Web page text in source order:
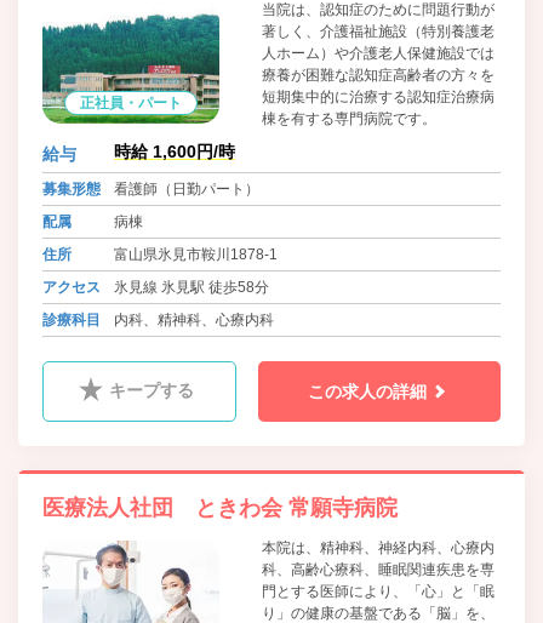
正社員・パート
当院は、認知症のために問題行動が
著しく、介護福祉施設（特別養護老
人ホーム）や介護老人保健施設では
療養が困難な認知症高齢者の方々を
短期集中的に治療する認知症治療病
棟を有する専門病院です。
給与 時給 1,600円/時
募集形態
看護師（日勤パート）
配属
病棟
住所
富山県氷見市鞍川1878-1
アクセス
氷見線 氷見駅 徒歩58分
診療科目
内科、精神科、心療内科
キープする この求人の詳細
医療法人社団 ときわ会 常願寺病院
本院は、精神科、神経内科、心療内
科、高齢心療科、睡眠関連疾患を専
門とする医師により、「心」と「眠
り」の健康の基盤である「脳」を、